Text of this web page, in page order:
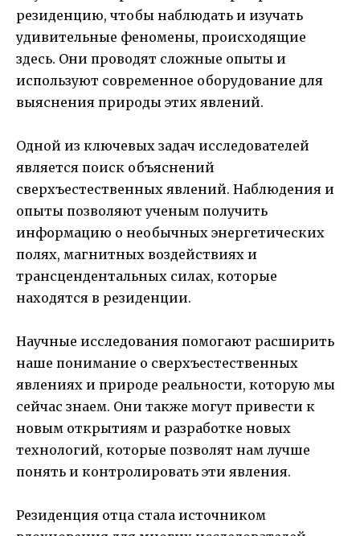
резиденцию, чтобы наблюдать и изучать
удивительные феномены, происходящие
здесь. Они проводят сложные опыты и
используют современное оборудование для
выяснения природы этих явлений.
Одной из ключевых задач исследователей
является поиск объяснений
сверхъестественных явлений. Наблюдения и
опыты позволяют ученым получить
информацию о необычных энергетических
полях, магнитных воздействиях и
трансцендентальных силах, которые
находятся в резиденции.
Научные исследования помогают расширить
наше понимание о сверхъестественных
явлениях и природе реальности, которую мы
сейчас знаем. Они также могут привести к
новым открытиям и разработке новых
технологий, которые позволят нам лучше
понять и контролировать эти явления.
Резиденция отца стала источником